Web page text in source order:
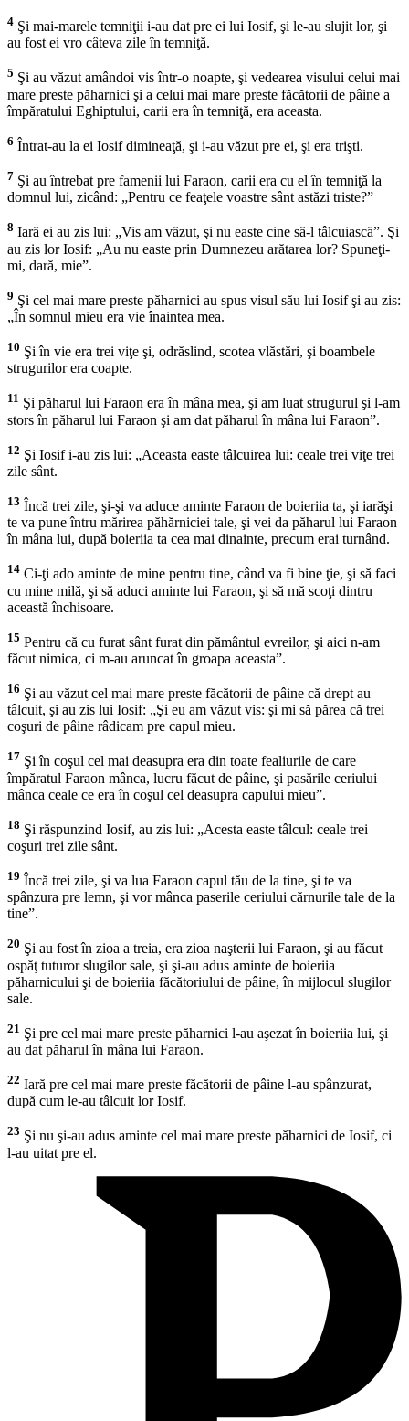
4 Şi mai-marele temniţii i-au dat pre ei lui Iosif, şi le-au slujit lor, şi
au fost ei vro câteva zile în temniţă.
5 Şi au văzut amândoi vis într-o noapte, şi vedearea visului celui mai
mare preste păharnici şi a celui mai mare preste făcătorii de pâine a
împăratului Eghiptului, carii era în temniţă, era aceasta.
6 Întrat-au la ei Iosif dimineaţă, şi i-au văzut pre ei, şi era trişti.
7 Şi au întrebat pre famenii lui Faraon, carii era cu el în temniţă la
domnul lui, zicând: „Pentru ce feaţele voastre sânt astăzi triste?”
8 Iară ei au zis lui: „Vis am văzut, şi nu easte cine să-l tâlcuiască”. Şi
au zis lor Iosif: „Au nu easte prin Dumnezeu arătarea lor? Spuneţi-
mi, dară, mie”.
9 Şi cel mai mare preste păharnici au spus visul său lui Iosif şi au zis:
„În somnul mieu era vie înaintea mea.
10 Şi în vie era trei viţe şi, odrăslind, scotea vlăstări, şi boambele
strugurilor era coapte.
11 Şi păharul lui Faraon era în mâna mea, şi am luat strugurul şi l-am
stors în păharul lui Faraon şi am dat păharul în mâna lui Faraon”.
12 Şi Iosif i-au zis lui: „Aceasta easte tâlcuirea lui: ceale trei viţe trei
zile sânt.
13 Încă trei zile, şi-şi va aduce aminte Faraon de boieriia ta, şi iarăşi
te va pune întru mărirea păhărniciei tale, şi vei da păharul lui Faraon
în mâna lui, după boieriia ta cea mai dinainte, precum erai turnând.
14 Ci-ţi ado aminte de mine pentru tine, când va fi bine ţie, şi să faci
cu mine milă, şi să aduci aminte lui Faraon, şi să mă scoţi dintru
această închisoare.
15 Pentru că cu furat sânt furat din pământul evreilor, şi aici n-am
făcut nimica, ci m-au aruncat în groapa aceasta”.
16 Şi au văzut cel mai mare preste făcătorii de pâine că drept au
tâlcuit, şi au zis lui Iosif: „Şi eu am văzut vis: şi mi să părea că trei
coşuri de pâine râdicam pre capul mieu.
17 Şi în coşul cel mai deasupra era din toate fealiurile de care
împăratul Faraon mânca, lucru făcut de pâine, şi pasările ceriului
mânca ceale ce era în coşul cel deasupra capului mieu”.
18 Şi răspunzind Iosif, au zis lui: „Acesta easte tâlcul: ceale trei
coşuri trei zile sânt.
19 Încă trei zile, şi va lua Faraon capul tău de la tine, şi te va
spânzura pre lemn, şi vor mânca paserile ceriului cărnurile tale de la
tine”.
20 Şi au fost în zioa a treia, era zioa naşterii lui Faraon, şi au făcut
ospăţ tuturor slugilor sale, şi şi-au adus aminte de boieriia
păharnicului şi de boieriia făcătoriului de pâine, în mijlocul slugilor
sale.
21 Şi pre cel mai mare preste păharnici l-au aşezat în boieriia lui, şi
au dat păharul în mâna lui Faraon.
22 Iară pre cel mai mare preste făcătorii de pâine l-au spânzurat,
după cum le-au tâlcuit lor Iosif.
23 Şi nu şi-au adus aminte cel mai mare preste păharnici de Iosif, ci
l-au uitat pre el.